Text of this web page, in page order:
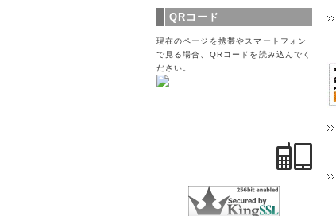
QRコード
現在のページを携帯やスマートフォン
で見る場合、QRコードを読み込んでく
ださい。